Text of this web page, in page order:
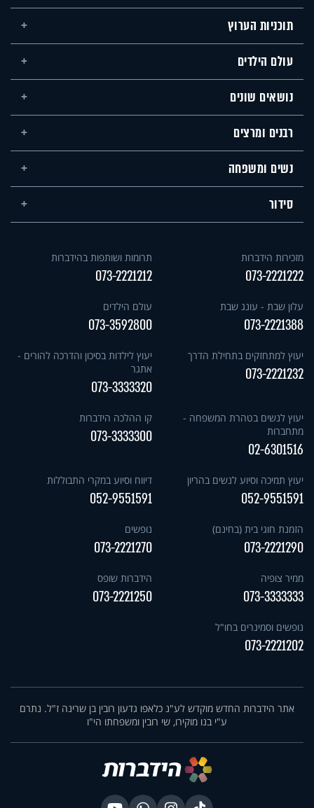
תוכניות הערוץ
עולם הילדים
נושאים שונים
רבנים ומרצים
נשים ומשפחה
סידור
מזכירות הידברות
073-2221222
תרומות ושותפות בהידברות
073-2221212
עלון שבת - עונג שבת
073-2221388
עולם הילדים
073-3592800
יעוץ למתחזקים בתחילת הדרך
073-2221232
יעוץ לילדות בסיכון והדרכה להורים -
אתגר
073-3333320
יעוץ לנשים בטהרת המשפחה -
מתחברות
02-6301516
קו ההלכה הידברות
073-3333300
יעוץ תמיכה וסיוע לנשים בהריון
052-9551591
דיווח וסיוע במקרי התבוללות
052-9551591
הזמנת חוגי בית (בחינם)
073-2221290
נופשים
073-2221270
ממיר צופיה
073-3333333
הידברות שופס
073-2221250
נופשים וסמינרים בחו"ל
073-2221202
אתר הידברות החדש מוקדש לע"נ כלאפו גדעון רובין בן שרינה ז"ל. נתרם
ע"י בנו מוקירו, שי רובין ומשפחתו הי"ו